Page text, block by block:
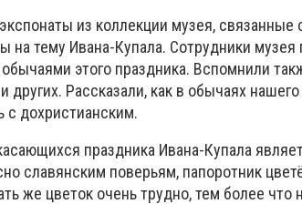
из коллекции музея,
на тему Ивана-Купала. Сотрудники музея
этого праздника. Вспомнили
других. Рассказали, как в обычаях
с дохристианским.
праздника Ивана-Купала
славянским поверьям, папоротник
же цветок очень трудно, тем более что